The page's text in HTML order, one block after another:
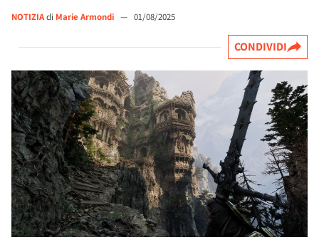
NOTIZIAdi Marie Armondi — 01/08/2025
CONDIVIDI